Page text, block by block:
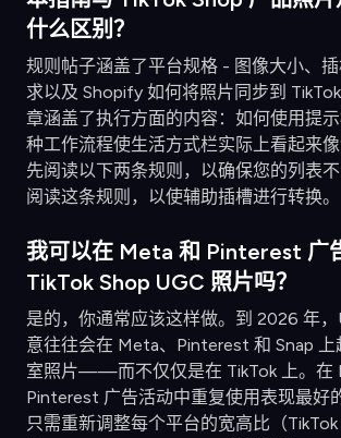
什么区别？
规则帖子涵盖了平台规格 - 图像大小、
求以及 Shopify 如何将照片同步到
章涵盖了执行方面的内容：如何使用提
种工作流程使生活方式栏实际上看起来
先阅读以下两条规则，以确保您的列表
阅读这条规则，以使辅助插槽进行转换。
我可以在 Meta 和 Pinterest 广
TikTok Shop UGC 照片吗？
是的，你通常应该这样做。到 2026 年，
意往往会在 Meta、Pinterest 和 Snap
室照片——而不仅仅是在 TikTok 上。在
Pinterest 广告活动中重复使用表现最好
只需重新调整每个平台的宽高比（